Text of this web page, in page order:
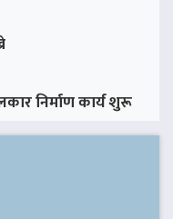
निर्माण कार्य शुरू